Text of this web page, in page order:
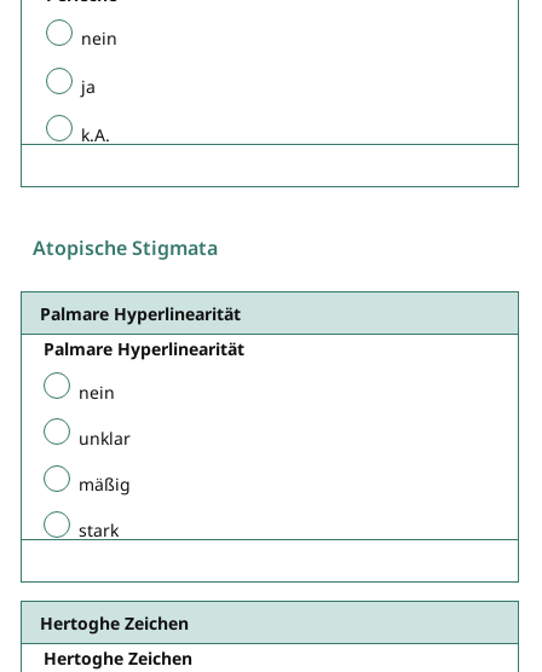
nein
ja
k.A.
Atopische Stigmata
Palmare Hyperlinearität​
Palmare Hyperlinearität​
nein
unklar
mäßig
stark
Hertoghe Zeichen​
Hertoghe Zeichen​